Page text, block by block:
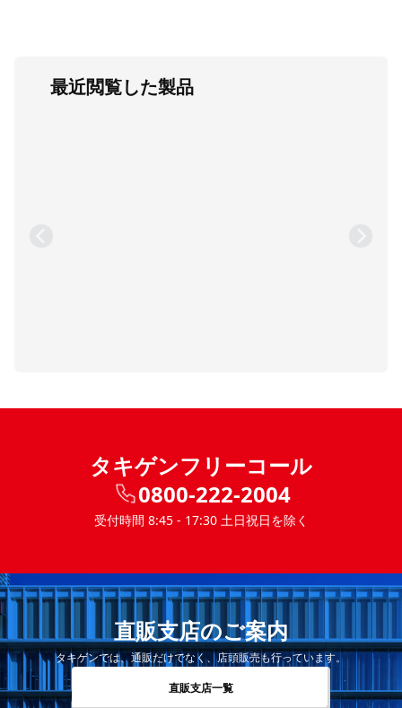
最近閲覧した製品
タキゲンフリーコール
0800-222-2004
受付時間 8:45 - 17:30 土日祝日を除く
直販支店のご案内
タキゲンでは、通販だけでなく、店頭販売も行っています。
直販支店一覧